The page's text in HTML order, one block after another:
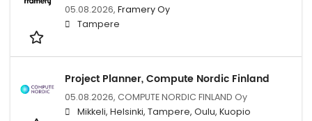
05.08.2026, Framery Oy
Tampere
Project Planner, Compute Nordic Finland
05.08.2026, COMPUTE NORDIC FINLAND Oy
Mikkeli, Helsinki, Tampere, Oulu, Kuopio